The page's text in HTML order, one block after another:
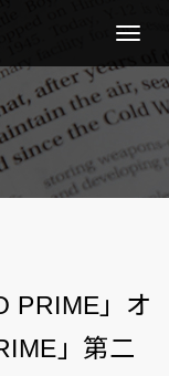
Toggle
PRIME」オ
」第二